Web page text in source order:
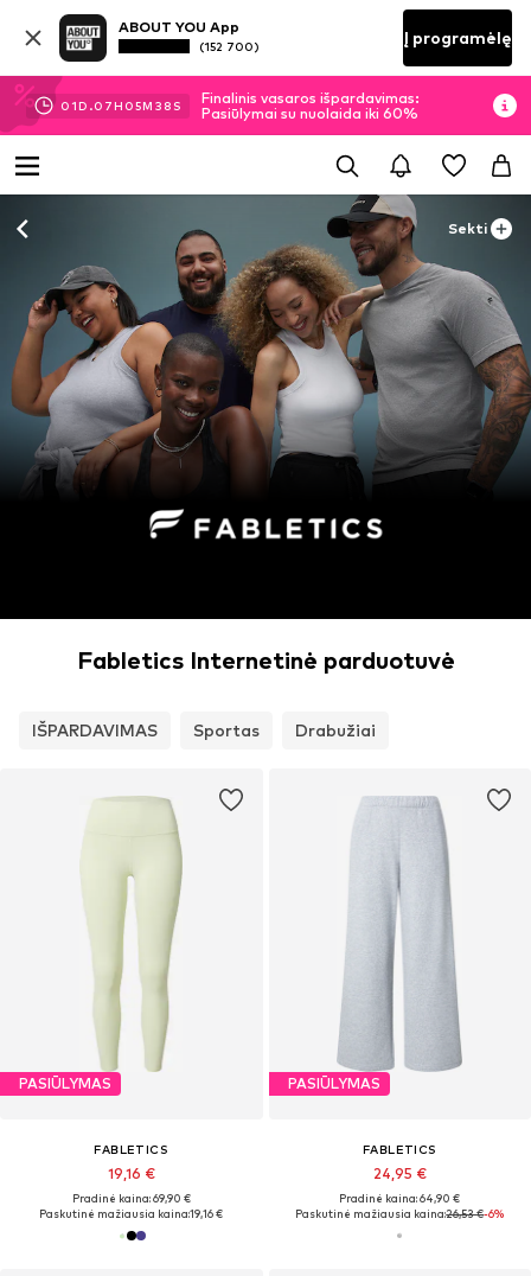
ABOUT YOU App
(152 700) Į programėlę
01D.07H 05M 37 S
Finalinis vasaros išpardavimas:
Pasiūlymai su nuolaida iki 60%
Sekti
Fabletics Internetinė parduotuvė
IŠPARDAVIMAS Sportas Drabužiai
PASIŪLYMAS
FABLETICS
19,16 €
Pradinė kaina: 69,90 €
Paskutinė mažiausia kaina:19,16 €
PASIŪLYMAS
FABLETICS
24,95 €
Pradinė kaina: 64,90 €
Paskutinė mažiausia kaina:26,53 €-6%